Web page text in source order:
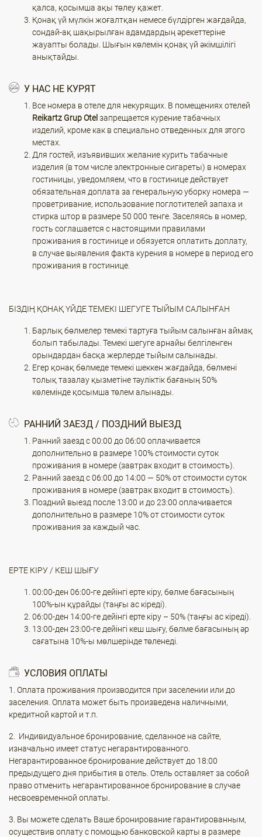
қалса, қосымша ақы төлеу қажет.
Қонақ үй мүлкін жоғалтқан немесе бүлдірген жағдайда,
сондай-ақ шақырылған адамдардың әрекеттеріне
жауапты болады. Шығын көлемін қонақ үй әкімшілігі
анықтайды.
У НАС НЕ КУРЯТ
Все номера в отеле для некурящих. В помещениях отелей
Reikartz Grup Otel запрещается курение табачных
изделий, кроме как в специально отведенных для этого
местах.
Для гостей, изъявивших желание курить табачные
изделия (в том числе электронные сигареты) в номерах
гостиницы, уведомляем, что в гостинице действует
обязательная доплата за генеральную уборку номера —
проветривание, использование поглотителей запаха и
стирка штор в размере 50 000 тенге. Заселяясь в номер,
гость соглашается с настоящими правилами
проживания в гостинице и обязуется оплатить доплату,
в случае выявления факта курения в номере в период его
проживания в гостинице.
БІЗДІҢ ҚОНАҚ ҮЙДЕ ТЕМЕКІ ШЕГУГЕ ТЫЙЫМ САЛЫНҒАН
Барлық бөлмелер темекі тартуға тыйым салынған аймақ
болып табылады. Темекі шегуге арнайы белгіленген
орындардан басқа жерлерде тыйым салынады.
Егер қонақ бөлмеде темекі шеккен жағдайда, бөлмені
толық тазалау қызметіне тәуліктік бағаның 50%
көлемінде қосымша төлем алынады.
РАННИЙ ЗАЕЗД / ПОЗДНИЙ ВЫЕЗД
Ранний заезд с 00:00 до 06:00 оплачивается
дополнительно в размере 100% стоимости суток
проживания в номере (завтрак входит в стоимость).
Ранний заезд с 06:00 до 14:00 — 50% от стоимости суток
проживания в номере (завтрак входит в стоимость).
Поздний выезд после 13:00 и до 23:00 оплачивается
дополнительно в размере 10% от стоимости суток
проживания за каждый час.
ЕРТЕ КІРУ / КЕШ ШЫҒУ
00:00-ден 06:00-ге дейінгі ерте кіру, бөлме бағасының
100%-ын құрайды (таңғы ас кіреді).
06:00-ден 14:00-ге дейінгі ерте кіру – 50% (таңғы ас кіреді).
13:00-ден 23:00-ге дейінгі кеш шығу, бөлме бағасының әр
сағатына 10%-ы мөлшерінде төленеді.
УСЛОВИЯ ОПЛАТЫ
1. Оплата проживания производится при заселении или до
заселения. Оплата может быть произведена наличными,
кредитной картой и т.п.
2. Индивидуальное бронирование, сделанное на сайте,
изначально имеет статус негарантированного.
Негарантированное бронирование действует до 18:00
предыдущего дня прибытия в отель. Отель оставляет за собой
право отменить негарантированное бронирование в случае
несвоевременной оплаты.
3. Вы можете сделать Ваше бронирование гарантированным,
осуществив оплату с помощью банковской карты в размере